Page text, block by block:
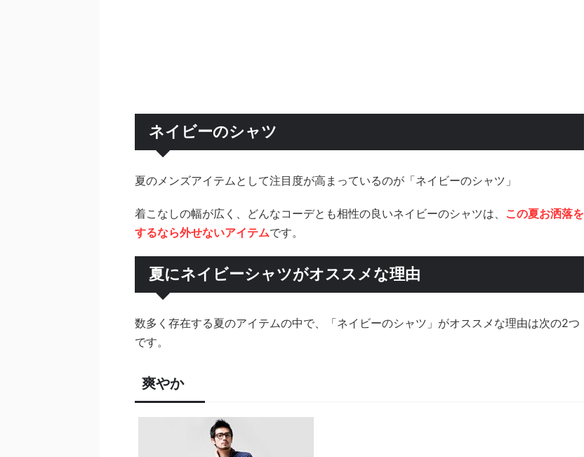
ネイビーのシャツ
夏のメンズアイテムとして注目度が高まっているのが「ネイビーのシャツ」
着こなしの幅が広く、どんなコーデとも相性の良いネイビーのシャツは、 この夏お洒落を
するなら外せないアイテムです。
夏にネイビーシャツがオススメな理由
数多く存在する夏のアイテムの中で、「ネイビーのシャツ」がオススメな理由は次の2つ
です。
爽やか